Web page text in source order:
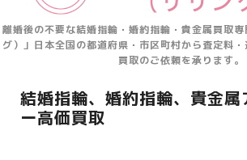
離婚後の不要な結婚指輪・婚約指輪・貴金属買取
グ）」日本全国の都道府県・市区町村から査定料
買取のご依頼を承ります。
結婚指輪、婚約指輪、貴金属
ー高価買取